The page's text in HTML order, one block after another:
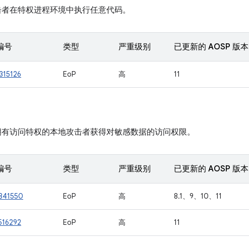
在特权进程环境中执行任意代码。
号 类型 严重级别 已更新的 AOSP 版本
EoP 高 11
访问特权的本地攻击者获得对敏感数据的访问权限。
号 类型 严重级别 已更新的 AOSP 版本
EoP 高 8.1、9、10、11
EoP 高 11